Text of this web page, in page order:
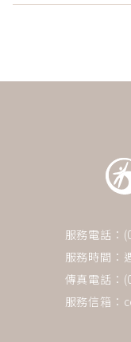
服務電話：
服務時間：
傳真電話：
服務信箱：